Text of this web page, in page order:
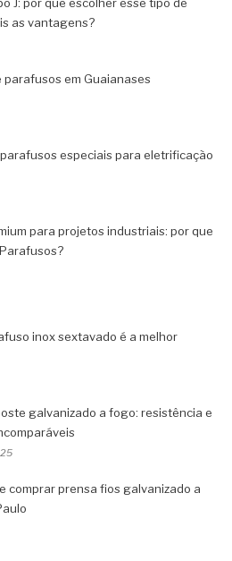
as vantagens?
parafusos em Guaianases
especiais para eletrificação
para projetos industriais: por que
inox sextavado é a melhor
galvanizado a fogo: resistência e
comprar prensa fios galvanizado a